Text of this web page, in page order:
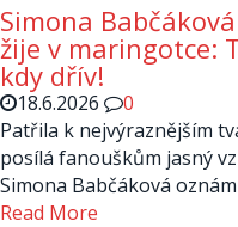
Simona
žije v maringotce:
kdy dřív!
18.6.2026
0
Patřila k nejvýraznějším
posílá fanouškům jasný
Simona Babčáková
Read More